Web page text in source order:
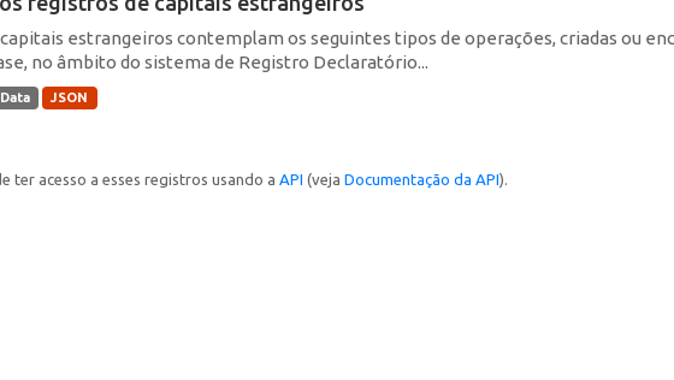
estrangeiros contemplam os seguintes tipos de operações, criadas ou
no âmbito do sistema de Registro Declaratório...
JSON
ter acesso a esses registros usando a API (veja Documentação da API).